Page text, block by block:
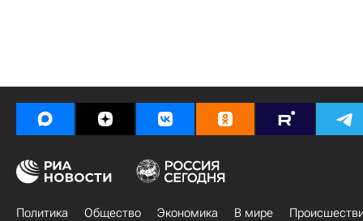
Политика Общество Экономика В мире